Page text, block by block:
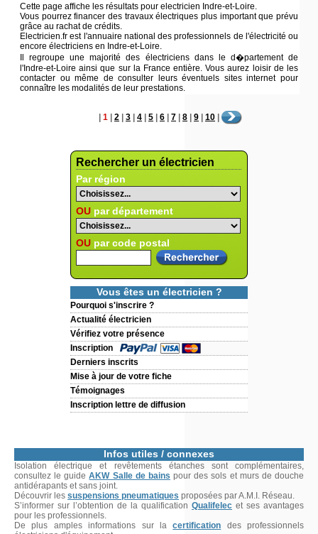
Rechercher un électricien
Par région
OU par département
OU par code postal
Vous êtes un électricien ?
Pourquoi s'inscrire ?
Actualité électricien
Vérifiez votre présence
Inscription
Derniers inscrits
Mise à jour de votre fiche
Témoignages
Inscription lettre de diffusion
Cette page affiche les résultats pour electricien Indre-et-Loire.
Vous pourrez financer des travaux électriques plus important que prévu
grâce au rachat de crédits.
Electricien.fr est l'annuaire national des professionnels de l'électricité ou
encore électriciens en Indre-et-Loire.
Il regroupe une majorité des électriciens dans le d�partement de
l'Indre-et-Loire ainsi que sur la France entière. Vous aurez loisir de les
contacter ou même de consulter leurs éventuels sites internet pour
connaître les modalités de leur prestations.
| 1 | 2 | 3 | 4 | 5 | 6 | 7 | 8 | 9 | 10 |
Infos utiles / connexes
Isolation électrique et revêtements étanches sont complémentaires,
consultez le guideAKW Salle de bains pour des sols et murs de douche
antidérapants et sans joint.
Découvrir les suspensions pneumatiques proposées par A.M.I. Réseau.
S’informer sur l’obtention de la qualification Qualifelec et ses avantages
pour les professionnels.
De plus amples informations sur lacertification des professionnels